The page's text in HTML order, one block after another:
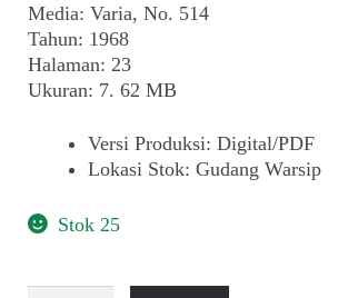
Media: Varia, No. 514
Tahun: 1968
Halaman: 23
Ukuran: 7. 62 MB
Versi Produksi: Digital/PDF
Lokasi Stok: Gudang Warsip
Stok 25